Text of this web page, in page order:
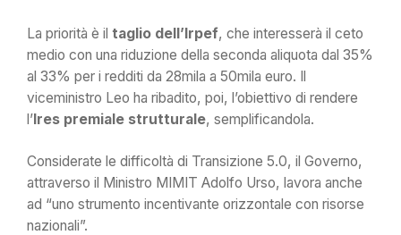
La priorità è il taglio dell’Irpef, che interesserà il ceto
medio con una riduzione della seconda aliquota dal 35%
al 33% per i redditi da 28mila a 50mila euro. Il
viceministro Leo ha ribadito, poi, l’obiettivo di rendere
l’Ires premiale strutturale, semplificandola.
Considerate le difficoltà di Transizione 5.0, il Governo,
attraverso il Ministro MIMIT Adolfo Urso, lavora anche
ad “uno strumento incentivante orizzontale con risorse
nazionali”.